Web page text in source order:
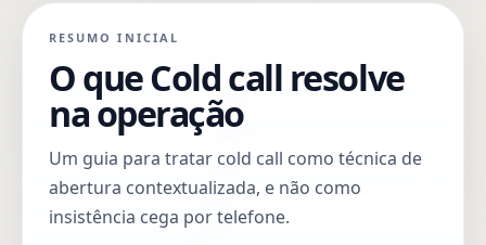
RESUMO INICIAL
O que Cold call resolve
na operação
Um guia para tratar cold call como técnica de
abertura contextualizada, e não como
insistência cega por telefone.